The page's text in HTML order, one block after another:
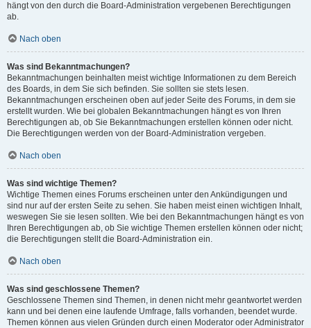
hängt von den durch die Board-Administration vergebenen Berechtigungen
ab.
Nach oben
Was sind Bekanntmachungen?
Bekanntmachungen beinhalten meist wichtige Informationen zu dem Bereich
des Boards, in dem Sie sich befinden. Sie sollten sie stets lesen.
Bekanntmachungen erscheinen oben auf jeder Seite des Forums, in dem sie
erstellt wurden. Wie bei globalen Bekanntmachungen hängt es von Ihren
Berechtigungen ab, ob Sie Bekanntmachungen erstellen können oder nicht.
Die Berechtigungen werden von der Board-Administration vergeben.
Nach oben
Was sind wichtige Themen?
Wichtige Themen eines Forums erscheinen unter den Ankündigungen und
sind nur auf der ersten Seite zu sehen. Sie haben meist einen wichtigen Inhalt,
weswegen Sie sie lesen sollten. Wie bei den Bekanntmachungen hängt es von
Ihren Berechtigungen ab, ob Sie wichtige Themen erstellen können oder nicht;
die Berechtigungen stellt die Board-Administration ein.
Nach oben
Was sind geschlossene Themen?
Geschlossene Themen sind Themen, in denen nicht mehr geantwortet werden
kann und bei denen eine laufende Umfrage, falls vorhanden, beendet wurde.
Themen können aus vielen Gründen durch einen Moderator oder Administrator